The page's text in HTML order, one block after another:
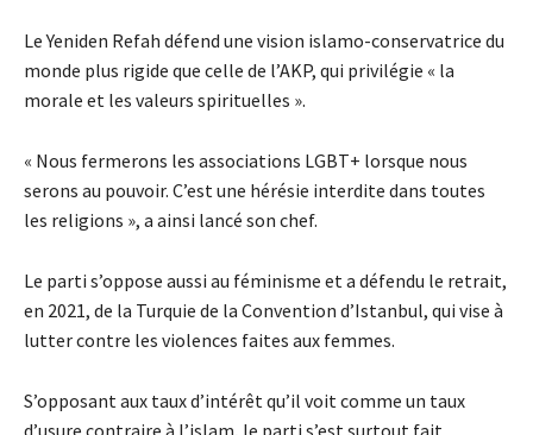
Le Yeniden Refah défend une vision islamo-conservatrice du
monde plus rigide que celle de l’AKP, qui privilégie « la
morale et les valeurs spirituelles ».
« Nous fermerons les associations LGBT+ lorsque nous
serons au pouvoir. C’est une hérésie interdite dans toutes
les religions », a ainsi lancé son chef.
Le parti s’oppose aussi au féminisme et a défendu le retrait,
en 2021, de la Turquie de la Convention d’Istanbul, qui vise à
lutter contre les violences faites aux femmes.
S’opposant aux taux d’intérêt qu’il voit comme un taux
d’usure contraire à l’islam, le parti s’est surtout fait